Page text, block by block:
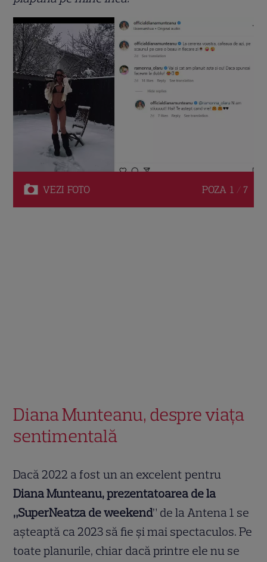
VEZI FOTO POZA 1 / 7
Diana Munteanu, despre viața
sentimentală
Dacă 2022 a fost un an excelent pentru
Diana Munteanu, prezentatoarea de la
„SuperNeatza de weekend” de la Antena 1 se
așteaptă ca 2023 să fie și mai spectaculos. Pe
toate planurile, chiar dacă printre ele nu se